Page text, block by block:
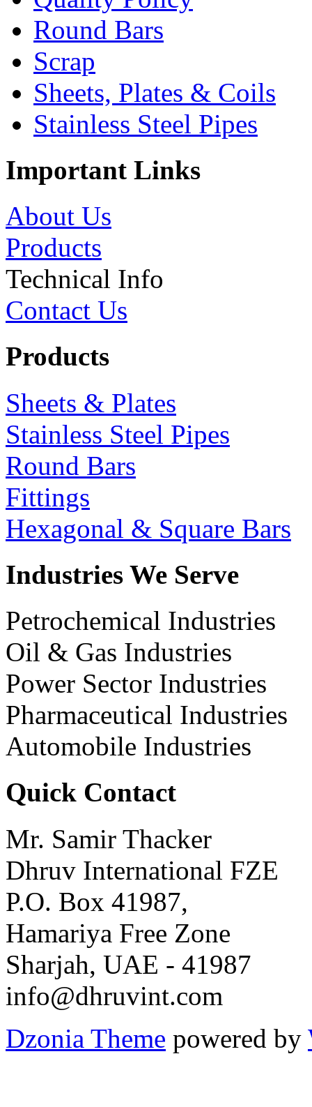
Round Bars
Scrap
Sheets, Plates & Coils
Stainless Steel Pipes
Important Links
About Us
Products
Technical Info
Contact Us
Products
Sheets & Plates
Stainless Steel Pipes
Round Bars
Fittings
Hexagonal & Square Bars
Industries We Serve
Petrochemical Industries
Oil & Gas Industries
Power Sector Industries
Pharmaceutical Industries
Automobile Industries
Quick Contact
Mr. Samir Thacker
Dhruv International FZE
P.O. Box 41987,
Hamariya Free Zone
Sharjah, UAE - 41987
info@dhruvint.com
Dzonia Theme powered by